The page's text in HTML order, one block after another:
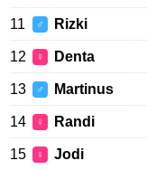
11 ♂ Rizki
12 ♀ Denta
13 ♂ Martinus
14 ♀ Randi
15 ♀ Jodi